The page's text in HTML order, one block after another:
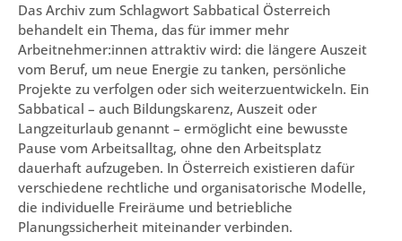
Das Archiv zum Schlagwort Sabbatical Österreich
behandelt ein Thema, das für immer mehr
Arbeitnehmer:innen attraktiv wird: die längere Auszeit
vom Beruf, um neue Energie zu tanken, persönliche
Projekte zu verfolgen oder sich weiterzuentwickeln. Ein
Sabbatical – auch Bildungskarenz, Auszeit oder
Langzeiturlaub genannt – ermöglicht eine bewusste
Pause vom Arbeitsalltag, ohne den Arbeitsplatz
dauerhaft aufzugeben. In Österreich existieren dafür
verschiedene rechtliche und organisatorische Modelle,
die individuelle Freiräume und betriebliche
Planungssicherheit miteinander verbinden.